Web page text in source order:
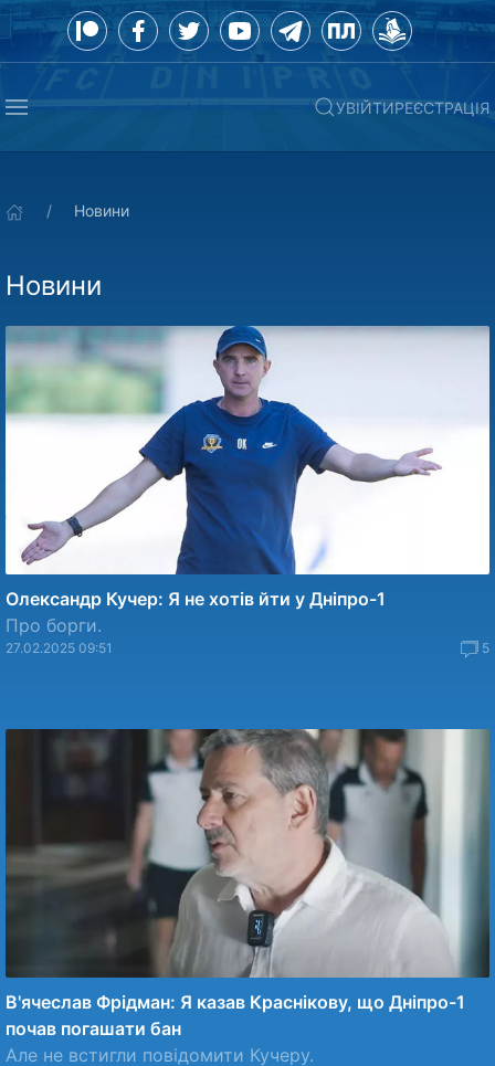
УВІЙТИРЕЄСТРАЦІЯ
Новини
Новини
Олександр Кучер: Я не хотів йти у Дніпро-1
Про борги.
27.02.2025 09:51 5
В'ячеслав Фрідман: Я казав Краснікову, що Дніпро-1
почав погашати бан
Але не встигли повідомити Кучеру.